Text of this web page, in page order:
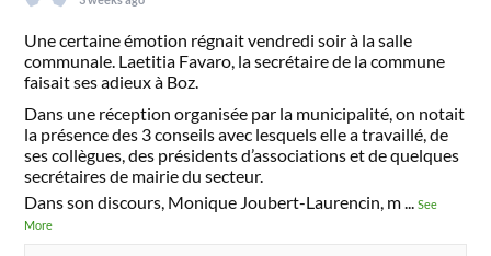
Une certaine émotion régnait vendredi soir à la salle
communale. Laetitia Favaro, la secrétaire de la commune
faisait ses adieux à Boz.
Dans une réception organisée par la municipalité, on notait
la présence des 3 conseils avec lesquels elle a travaillé, de
ses collègues, des présidents d’associations et de quelques
secrétaires de mairie du secteur.
Dans son discours, Monique Joubert-Laurencin, m...See
More